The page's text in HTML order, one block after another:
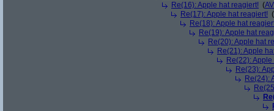
Re(16): Apple hat reagiert! (
Re(17): Apple hat reagiert! (
Re(18): Apple hat
Re(19): Apple hat
Re(20): Apple hat
Re(21): Apple
Re(22):
Re(23):
Re(24):